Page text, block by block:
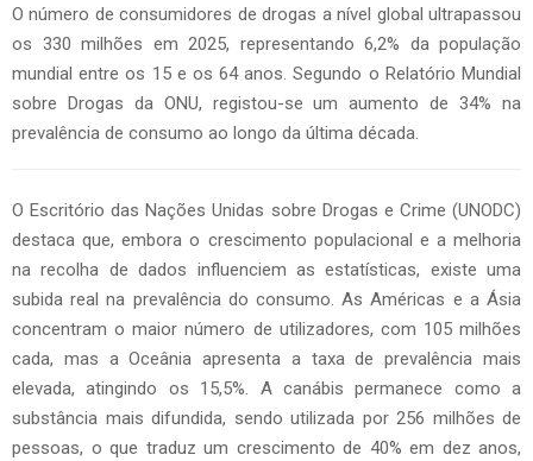
O número de consumidores de drogas a nível global ultrapassou
os 330 milhões em 2025, representando 6,2% da população
mundial entre os 15 e os 64 anos. Segundo o Relatório Mundial
sobre Drogas da ONU, registou-se um aumento de 34% na
prevalência de consumo ao longo da última década.
O Escritório das Nações Unidas sobre Drogas e Crime (UNODC)
destaca que, embora o crescimento populacional e a melhoria
na recolha de dados influenciem as estatísticas, existe uma
subida real na prevalência do consumo. As Américas e a Ásia
concentram o maior número de utilizadores, com 105 milhões
cada, mas a Oceânia apresenta a taxa de prevalência mais
elevada, atingindo os 15,5%. A canábis permanece como a
substância mais difundida, sendo utilizada por 256 milhões de
pessoas, o que traduz um crescimento de 40% em dez anos,